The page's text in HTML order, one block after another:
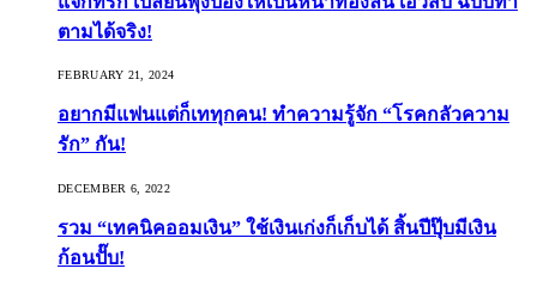
ตามได้จริง!
FEBRUARY 21, 2024
อยากมีแฟนแต่ก็เททุกคน! ทำความรู้จัก “โรคกลัวความ
รัก” กัน!
DECEMBER 6, 2022
รวม “เทคนิคออมเงิน” ใช้เงินเก่งก็เก็บได้ สิ้นปีปุ๊บมีเงิน
ก้อนปั๊บ!